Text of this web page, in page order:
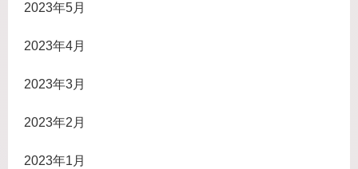
2023年5月
2023年4月
2023年3月
2023年2月
2023年1月